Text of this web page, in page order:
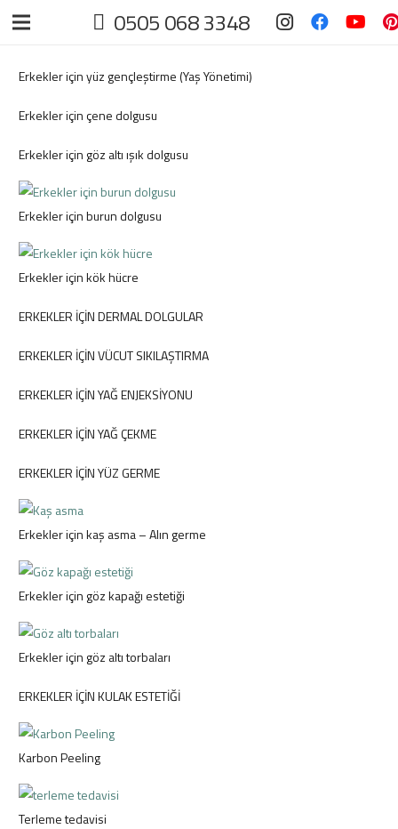
0505 068 3348
Erkekler için yüz gençleştirme (Yaş Yönetimi)
Erkekler için çene dolgusu
Erkekler için göz altı ışık dolgusu
Erkekler için burun dolgusu
Erkekler için kök hücre
ERKEKLER İÇİN DERMAL DOLGULAR
ERKEKLER İÇİN VÜCUT SIKILAŞTIRMA
ERKEKLER İÇİN YAĞ ENJEKSİYONU
ERKEKLER İÇİN YAĞ ÇEKME
ERKEKLER İÇİN YÜZ GERME
Erkekler için kaş asma – Alın germe
Erkekler için göz kapağı estetiği
Erkekler için göz altı torbaları
ERKEKLER İÇİN KULAK ESTETİĞİ
Karbon Peeling
Terleme tedavisi